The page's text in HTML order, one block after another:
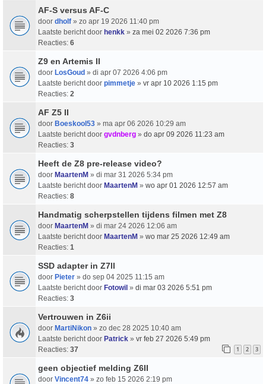
AF-S versus AF-C
door dholf » zo apr 19 2026 11:40 pm
Laatste bericht door henkk » za mei 02 2026 7:36 pm
Reacties: 6
Z9 en Artemis II
door LosGoud » di apr 07 2026 4:06 pm
Laatste bericht door pimmetje » vr apr 10 2026 1:15 pm
Reacties: 2
AF Z5 II
door Boeskool53 » ma apr 06 2026 10:29 am
Laatste bericht door gvdnberg » do apr 09 2026 11:23 am
Reacties: 3
Heeft de Z8 pre-release video?
door MaartenM » di mar 31 2026 5:34 pm
Laatste bericht door MaartenM » wo apr 01 2026 12:57 am
Reacties: 8
Handmatig scherpstellen tijdens filmen met Z8
door MaartenM » di mar 24 2026 12:06 am
Laatste bericht door MaartenM » wo mar 25 2026 12:49 am
Reacties: 1
SSD adapter in Z7ll
door Pieter » do sep 04 2025 11:15 am
Laatste bericht door Fotowil » di mar 03 2026 5:51 pm
Reacties: 3
Vertrouwen in Z6ii
door MartiNikon » zo dec 28 2025 10:40 am
Laatste bericht door Patrick » vr feb 27 2026 5:49 pm
Reacties: 37 1 2 3
geen objectief melding Z6II
door Vincent74 » zo feb 15 2026 2:19 pm